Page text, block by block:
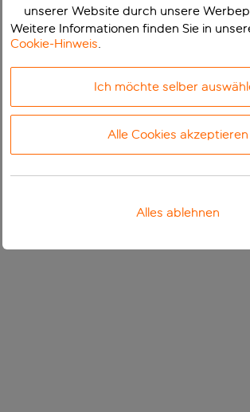
unserer Website durch unsere
Weitere Informationen finden Sie in
Cookie-Hinweis.
Ich möchte selber
Alle Cookies akzeptieren
Alles ablehnen